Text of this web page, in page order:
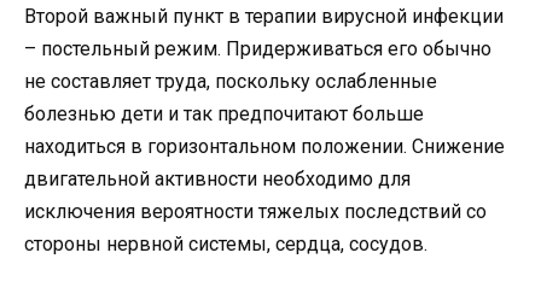
Второй важный пункт в терапии вирусной инфекции
– постельный режим. Придерживаться его обычно
не составляет труда, поскольку ослабленные
болезнью дети и так предпочитают больше
находиться в горизонтальном положении. Снижение
двигательной активности необходимо для
исключения вероятности тяжелых последствий со
стороны нервной системы, сердца, сосудов.